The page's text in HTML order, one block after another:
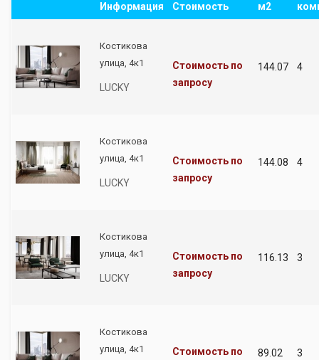
Информация Стоимость м2
Костикова
улица, 4к1
LUCKY
Стоимость по
запросу
144.07 4
Костикова
улица, 4к1
LUCKY
Стоимость по
запросу
144.08 4
Костикова
улица, 4к1
LUCKY
Стоимость по
запросу
116.13 3
Костикова
улица, 4к1
Стоимость по 89.02 3